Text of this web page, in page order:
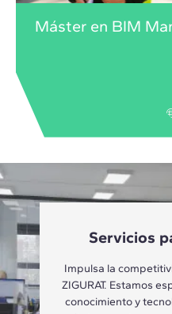
Máster en BIM
Servicios
Impulsa la
ZIGURAT. Estamos
conocimiento y